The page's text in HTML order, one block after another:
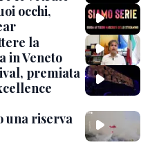
occhi,
la
in Veneto
premiata
una riserva